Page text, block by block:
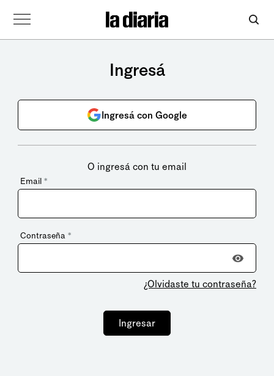
Ingresá
Ingresá con Google
O ingresá con tu email
Email *
Contraseña *
¿Olvidaste tu contraseña?
Ingresar